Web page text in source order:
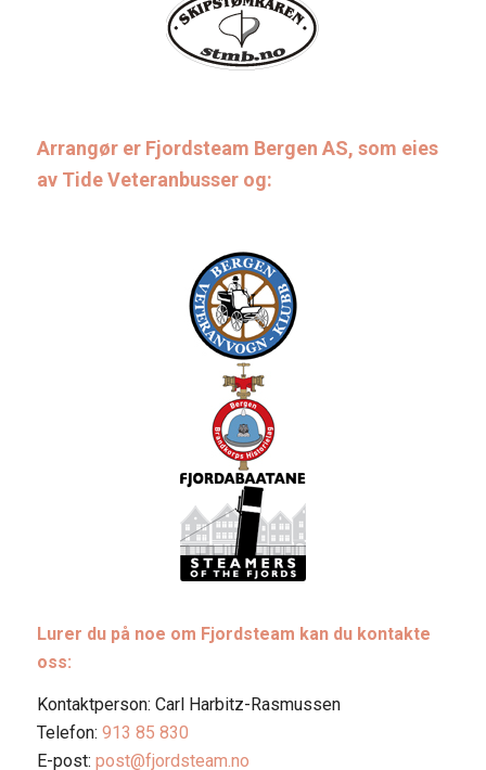
Arrangør er Fjordsteam Bergen AS, som eies
av Tide Veteranbusser og:
Lurer du på noe om Fjordsteam kan du kontakte
oss:
Kontaktperson: Carl Harbitz-Rasmussen
Telefon: 913 85 830
E-post: post@fjordsteam.no